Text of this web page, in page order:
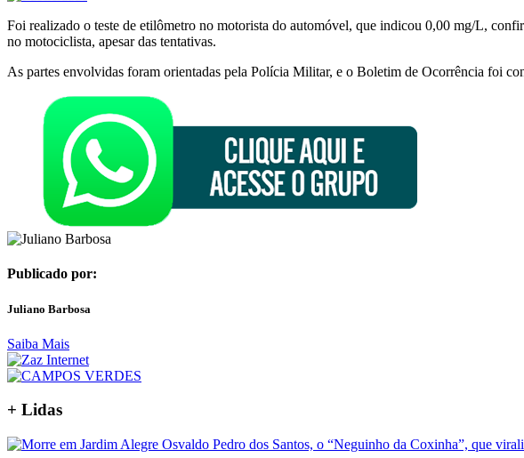
Foi realizado o teste de etilômetro no motorista do automóvel, que indicou 0,00 mg/L,
no motociclista, apesar das tentativas.
As partes envolvidas foram orientadas pela Polícia Militar, e o Boletim de Ocorrência foi
Publicado por:
Juliano Barbosa
Saiba Mais
+ Lidas